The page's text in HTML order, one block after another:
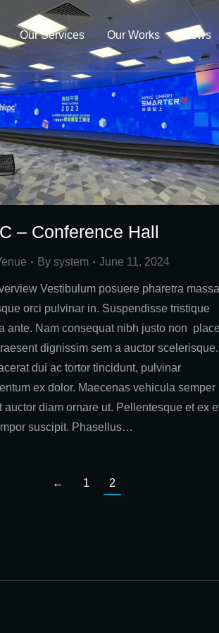
Our Services Our Works News
– Conference Hall
By system June 11, 2024
Vestibulum posuere pharetra
orci pulvinar in. Suspendisse tristique
ante. Nam consequat nibh justo non
dignissim sem a auctor scelerisque.
dui ac tortor tincidunt, pulvinar
ex dolor. Maecenas vehicula semper
auctor diam ornare ut. Pellentesque et ex
suscipit. Phasellus…
← 1 2